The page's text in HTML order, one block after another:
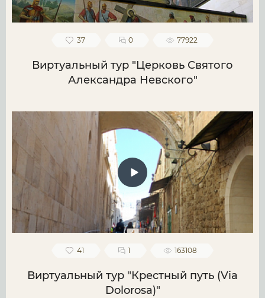
37 0 77922
Виртуальный тур "Церковь Святого
Александра Невского"
41 1 163108
Виртуальный тур "Крестный путь (Via
Dolorosa)"